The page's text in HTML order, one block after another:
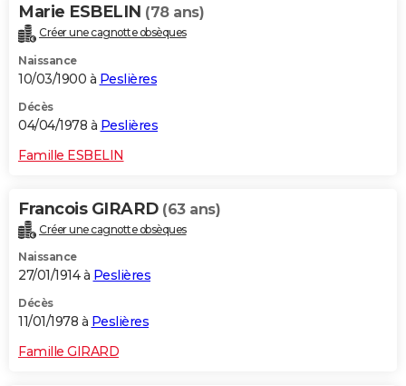
Marie ESBELIN (78 ans)
Créer une cagnotte obsèques
Naissance
10/03/1900 à Peslières
Décès
04/04/1978 à Peslières
Famille ESBELIN
Francois GIRARD (63 ans)
Créer une cagnotte obsèques
Naissance
27/01/1914 à Peslières
Décès
11/01/1978 à Peslières
Famille GIRARD